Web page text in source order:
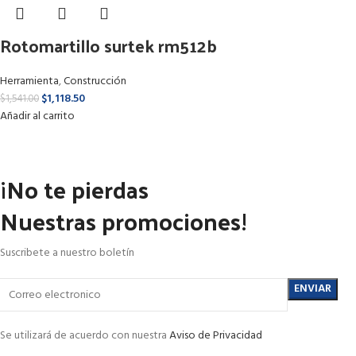
Rotomartillo surtek rm512b
Herramienta,Construcción
$1,541.00 $1,118.50
Añadir al carrito
¡No te pierdas
Nuestras promociones!
Suscribete a nuestro boletín
Se utilizará de acuerdo con nuestraAviso de Privacidad